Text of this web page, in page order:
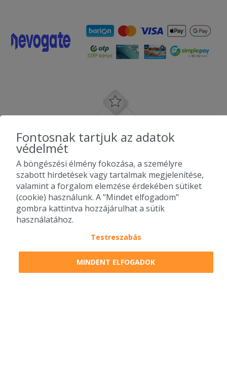
2010-2026 Copyright - Falatozz.hu - Diston-line Kft.
Fontosnak tartjuk az adatok
védelmét
A böngészési élmény fokozása, a személyre
szabott hirdetések vagy tartalmak megjelenítése,
valamint a forgalom elemzése érdekében sütiket
(cookie) használunk. A "Mindet elfogadom"
gombra kattintva hozzájárulhat a sütik
használatához.
Testreszabás
MINDENT ELFOGADOK